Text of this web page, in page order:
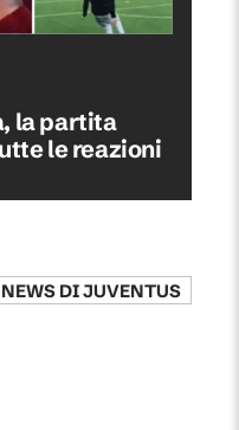
la partita
le reazioni
DIJUVENTUS